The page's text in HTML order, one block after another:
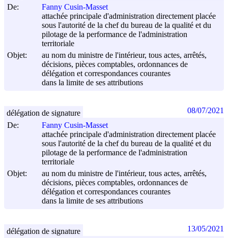
De:
Fanny Cusin-Masset
attachée principale d'administration directement placée
sous l'autorité de la chef du bureau de la qualité et du
pilotage de la performance de l'administration
territoriale
Objet:
au nom du ministre de l'intérieur, tous actes, arrêtés,
décisions, pièces comptables, ordonnances de
délégation et correspondances courantes
dans la limite de ses attributions
De:
Fanny Cusin-Masset
attachée principale d'administration directement placée
sous l'autorité de la chef du bureau de la qualité et du
pilotage de la performance de l'administration
territoriale
Objet:
au nom du ministre de l'intérieur, tous actes, arrêtés,
décisions, pièces comptables, ordonnances de
délégation et correspondances courantes
dans la limite de ses attributions
délégation de signature 08/07/2021
délégation de signature 13/05/2021